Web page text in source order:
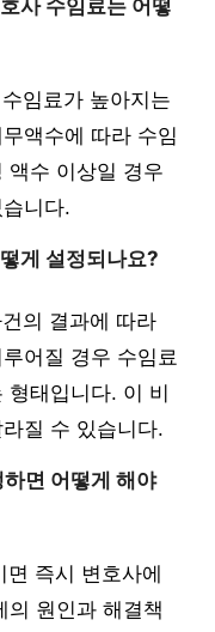
사 수임료는 어떻
임료가 높아지는
액수에 따라 수임
액수 이상일 경우
니다.
게 설정되나요?
의 결과에 따라
어질 경우 수임료
태입니다. 이 비
질 수 있습니다.
면 어떻게 해야
즉시 변호사에
의 원인과 해결책